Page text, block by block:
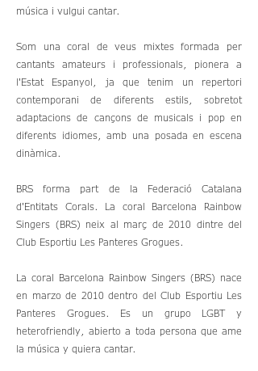
música i vulgui cantar.
Som una coral de veus mixtes formada per
cantants amateurs i professionals, pionera a
l'Estat Espanyol, ja que tenim un repertori
contemporani de diferents estils, sobretot
adaptacions de cançons de musicals i pop en
diferents idiomes, amb una posada en escena
dinàmica.
BRS forma part de la Federació Catalana
d'Entitats Corals. La coral Barcelona Rainbow
Singers (BRS) neix al març de 2010 dintre del
Club Esportiu Les Panteres Grogues.
La coral Barcelona Rainbow Singers (BRS) nace
en marzo de 2010 dentro del Club Esportiu Les
Panteres Grogues. Es un grupo LGBT y
heterofriendly, abierto a toda persona que ame
la música y quiera cantar.